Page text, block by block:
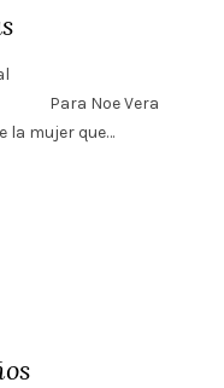
Vera
la mujer que…